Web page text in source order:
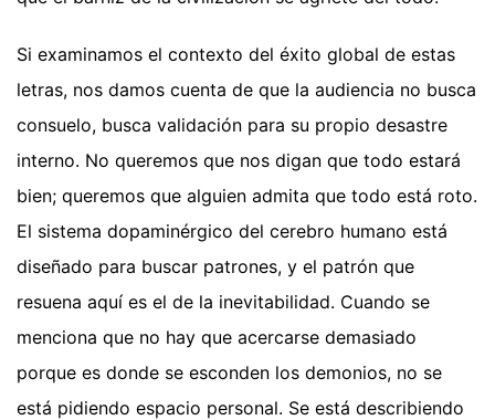
Si examinamos el contexto del éxito global de estas
letras, nos damos cuenta de que la audiencia no busca
consuelo, busca validación para su propio desastre
interno. No queremos que nos digan que todo estará
bien; queremos que alguien admita que todo está roto.
El sistema dopaminérgico del cerebro humano está
diseñado para buscar patrones, y el patrón que
resuena aquí es el de la inevitabilidad. Cuando se
menciona que no hay que acercarse demasiado
porque es donde se esconden los demonios, no se
está pidiendo espacio personal. Se está describiendo